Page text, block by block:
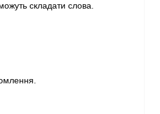
складати слова.